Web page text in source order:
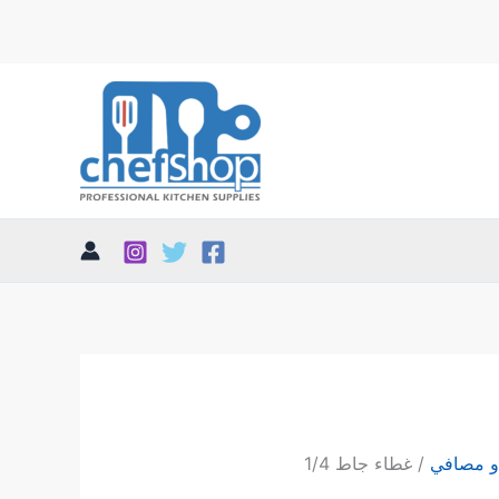
مصافي / غطاء جاط 1/4